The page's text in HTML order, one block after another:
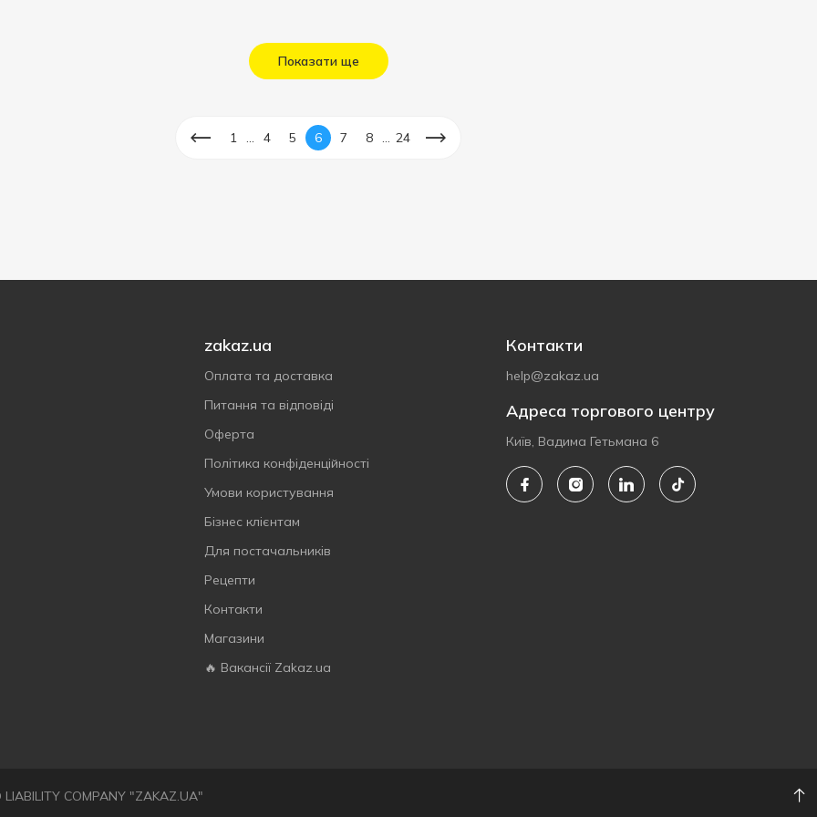
Показати ще
1 4 5 6 7 8 24
zakaz.ua
Оплата та доставка
Питання та відповіді
Оферта
Політика конфіденційності
Умови користування
Бізнес клієнтам
Для постачальників
Рецепти
Контакти
Магазини
🔥 Вакансії Zakaz.ua
Контакти
help@zakaz.ua
Адреса торгового центру
Київ, Вадима Гетьмана 6
COMPANY "ZAKAZ.UA"